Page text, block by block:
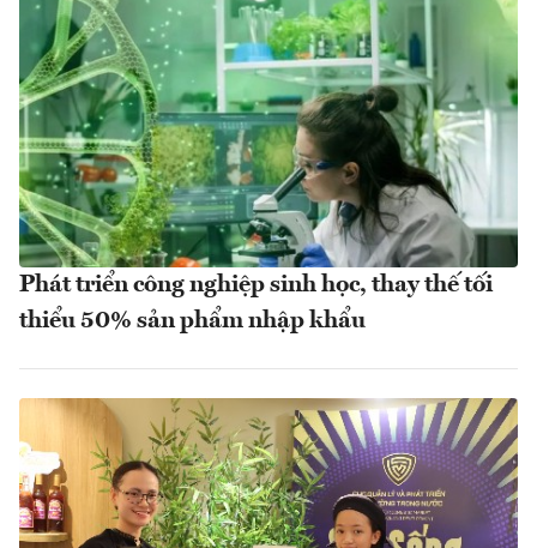
Phát triển công nghiệp sinh học, thay thế tối
thiểu 50% sản phẩm nhập khẩu